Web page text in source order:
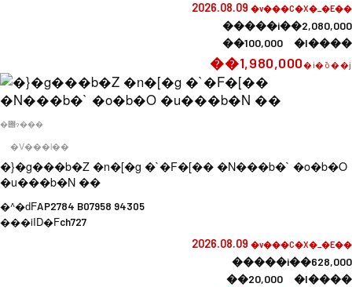
2026.08.09 �v���C�X�_�E��
�����i��2,080,000
��100,000 �l����
��1,980,000�i�ō��j
�݌ɂ���
�V���l��
�}�g���b�Z �n�[�g �`�F�[�� �N���b�` �o�b�O
�u���b�N ��
�^�ԁFAP2784 B07958 94305
���iID�Fch727
2026.08.09 �v���C�X�_�E��
�����i��628,000
��20,000 �l����